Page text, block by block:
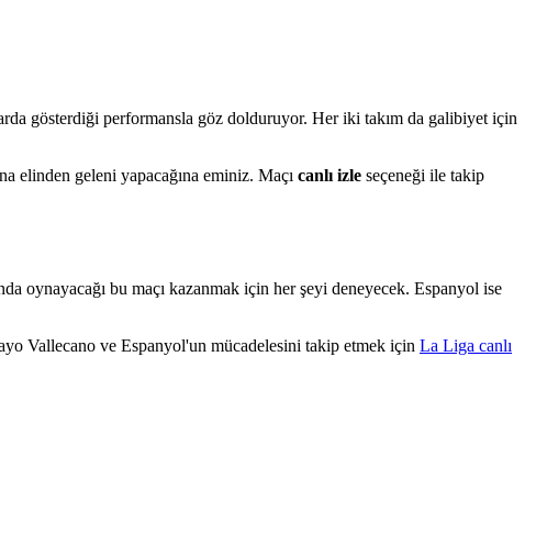
gösterdiği performansla göz dolduruyor. Her iki takım da galibiyet için
elinden geleni yapacağına eminiz. Maçı canlı izle seçeneği ile takip
oynayacağı bu maçı kazanmak için her şeyi deneyecek. Espanyol ise
Vallecano ve Espanyol'un mücadelesini takip etmek için La Liga canlı